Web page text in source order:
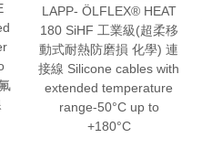
LAPP- ÖLFLEX® HEAT
180 SiHF 工業級(超柔移
動式耐熱防磨損 化學) 連
接線 Silicone cables with
extended temperature
range-50°C up to
+180°C